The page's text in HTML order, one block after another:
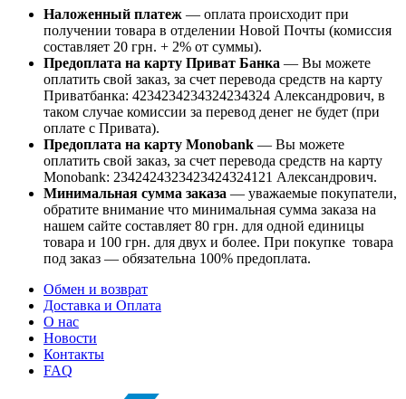
Наложенный платеж — оплата происходит при
получении товара в отделении Новой Почты (комиссия
составляет 20 грн. + 2% от суммы).
Предоплата на карту Приват Банка — Вы можете
оплатить свой заказ, за счет перевода средств на карту
Приватбанка: 4234234234324234324 Александрович, в
таком случае комиссии за перевод денег не будет (при
оплате с Привата).
Предоплата на карту Monobank — Вы можете
оплатить свой заказ, за счет перевода средств на карту
Monobank: 2342424323423424324121 Александрович.
Минимальная сумма заказа — уважаемые покупатели,
обратите внимание что минимальная сумма заказа на
нашем сайте составляет 80 грн. для одной единицы
товара и 100 грн. для двух и более. При покупке товара
под заказ — обязательна 100% предоплата.
Обмен и возврат
Доставка и Оплата
О нас
Новости
Контакты
FAQ